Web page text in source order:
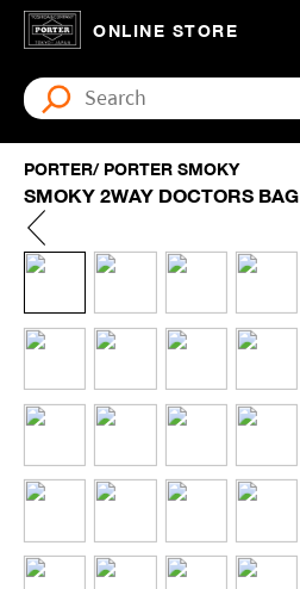
ONLINE STORE
PORTER/ PORTER SMOKY
SMOKY 2WAY DOCTORS BAG